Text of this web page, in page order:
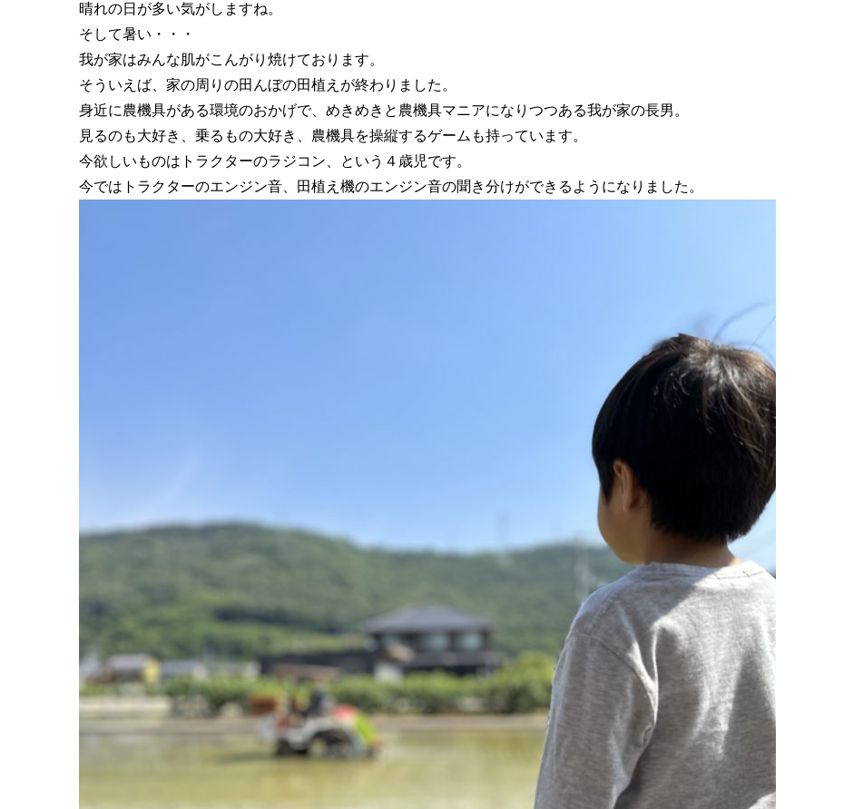
晴れの日が多い気がしますね。
そして暑い・・・
我が家はみんな肌がこんがり焼けております。
そういえば、家の周りの田んぼの田植えが終わりました。
身近に農機具がある環境のおかげで、めきめきと農機具マニアになりつつある我が家の長男。
見るのも大好き、乗るもの大好き、農機具を操縦するゲームも持っています。
今欲しいものはトラクターのラジコン、という４歳児です。
今ではトラクターのエンジン音、田植え機のエンジン音の聞き分けができるようになりました。